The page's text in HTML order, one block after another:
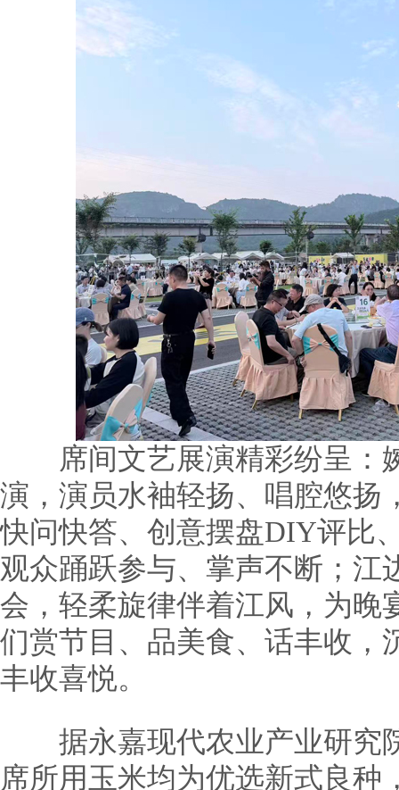
席间文艺展演精彩纷呈：
演，演员水袖轻扬、唱腔悠扬
快问快答、创意摆盘DIY评比
观众踊跃参与、掌声不断；江
会，轻柔旋律伴着江风，为晚
们赏节目、品美食、话丰收，
丰收喜悦。
据永嘉现代农业产业研究
席所用玉米均为优选新式良种